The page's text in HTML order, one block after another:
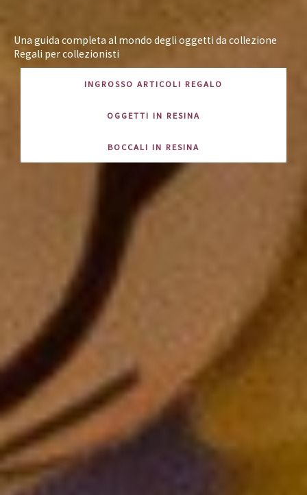
Una guida completa al mondo degli oggetti da collezione
Regali per collezionisti
INGROSSO ARTICOLI REGALO
OGGETTI IN RESINA
BOCCALI IN RESINA